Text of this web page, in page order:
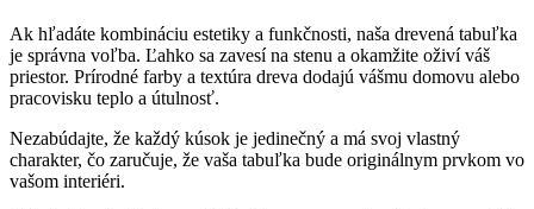
Ak hľadáte kombináciu estetiky a funkčnosti, naša drevená tabuľka
je správna voľba. Ľahko sa zavesí na stenu a okamžite oživí váš
priestor. Prírodné farby a textúra dreva dodajú vášmu domovu alebo
pracovisku teplo a útulnosť.
Nezabúdajte, že každý kúsok je jedinečný a má svoj vlastný
charakter, čo zaručuje, že vaša tabuľka bude originálnym prvkom vo
vašom interiéri.